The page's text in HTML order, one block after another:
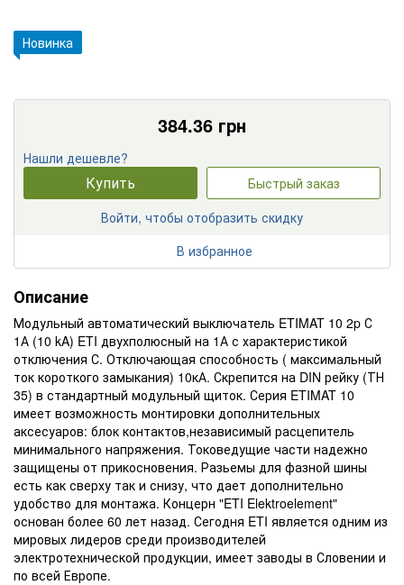
Новинка
384.36 грн
Нашли дешевле?
Купить
Быстрый заказ
Войти, чтобы отобразить скидку
В избранное
Описание
Модульный автоматический выключатель ETIMAT 10 2p С
1А (10 kA) ETI двухполюсный на 1А с характеристикой
отключения С. Отключающая способность ( максимальный
ток короткого замыкания) 10кА. Скрепится на DIN рейку (ТН
35) в стандартный модульный щиток. Серия ETIMAT 10
имеет возможность монтировки дополнительных
аксесуаров: блок контактов,независимый расцепитель
минимального напряжения. Токоведущие части надежно
защищены от прикосновения. Разьемы для фазной шины
есть как сверху так и снизу, что дает дополнительно
удобство для монтажа. Концерн "ETI Elektroelement"
основан более 60 лет назад. Сегодня ETI является одним из
мировых лидеров среди производителей
электротехнической продукции, имеет заводы в Словении и
по всей Европе.